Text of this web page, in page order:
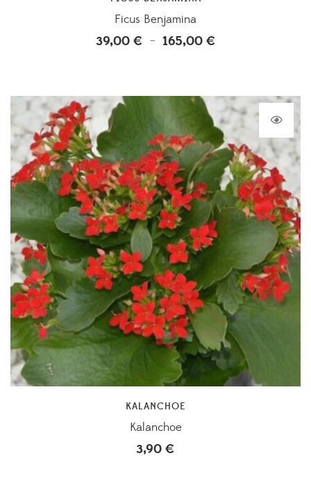
Ficus Benjamina
39,00 € – 165,00 €Plage
39,00 €
165,00 €
KALANCHOE
Kalanchoe
3,90 €